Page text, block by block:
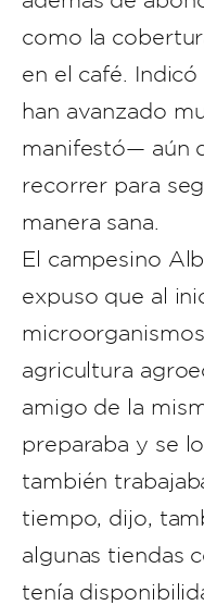
como la
en el café.
han avanzado
manifestó— aún
recorrer para
manera sana.
El campesino
expuso que al
agricultura
amigo de la
preparaba y se
también
tiempo, dijo,
algunas tiendas
tenía